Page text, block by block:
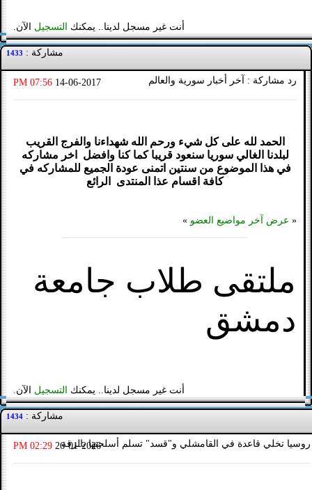
أنت غير مسجل لدينا.. يمكنك التسجيل الآن.
مشاركة : 1433
رد مشاركة : آخر أخبار سورية والعالم 14-06-2017
07:56 PM
الحمد لله على كل شيء ورحم الله شهداءنا والفرج القريب
لبلدنا الغالي سوريا سنعود قريبا كما كنا وافضل اخر مشاركه
في هذا الموضوع من سنتين اتمنى عودة الجميع للمشاركه في
كافة اقسام عذا المنتدى الرائع
« عرض آخر مواضيع العضو »
ملتقى طلاب جامعة
دمشق
أنت غير مسجل لدينا.. يمكنك التسجيل الآن.
مشاركة : 1434
روسيا تخلي قاعدة في القامشلي و"قسد" تسلم أسلحتها بالرقة
26-01-2026
02:29 PM